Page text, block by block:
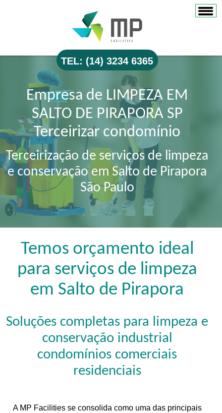
TEL: (14) 3234 6365
Empresa de LIMPEZA EM
SALTO DE PIRAPORA SP
Terceirizar condomínio
Terceirização de serviços de limpeza
e conservação em Salto de Pirapora
São Paulo
Temos orçamento ideal
para serviços de limpeza
em Salto de Pirapora
Soluções completas para limpeza e
conservação industrial
condomínios comerciais
residenciais
A MP Facilities se consolida como uma das principais